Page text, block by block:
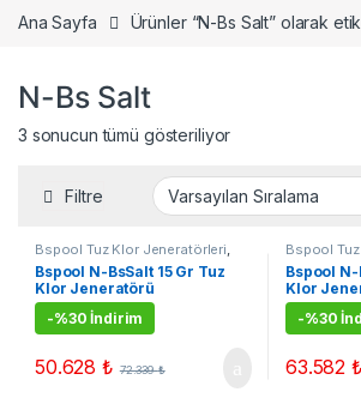
Ana Sayfa Ürünler “N-Bs Salt” olarak
N-Bs Salt
3 sonucun tümü gösteriliyor
Filtre
Bspool Tuz Klor Jeneratörleri,
Tuz Klor Jenerarörleri
Bspool N-BsSalt 15 Gr Tuz
Klor Jeneratörü
-%30 İndirim
50.628₺ 72.339₺
Bspool
Tuz Klor
Bspool N-
Klor
-%30
63.582₺